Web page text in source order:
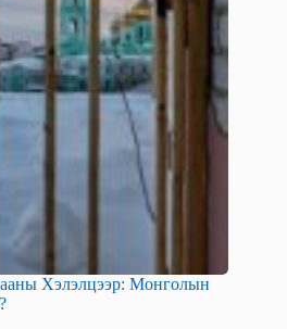
Хэлэлцээр: Монголын